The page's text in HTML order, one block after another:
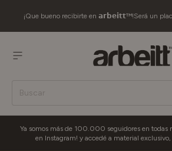
¡Que bueno recibirte en 𝗮𝗿𝗯𝗲𝗶𝘁𝘁™!Será un
Ya somos más de 100.000 seguidores en todas
en Instagram! y accedé a material exclusivo,